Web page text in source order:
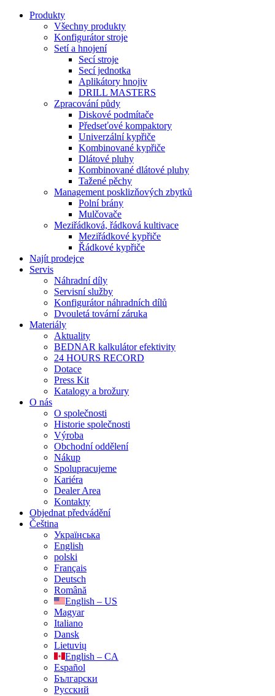
Produkty
Všechny produkty
Konfigurátor stroje
Setí a hnojení
Secí stroje
Secí jednotka
Aplikátory hnojiv
DRILL MASTERS
Zpracování půdy
Diskové podmítače
Předseťové kompaktory
Univerzální kypřiče
Kombinované kypřiče
Dlátové pluhy
Kombinované dlátové pluhy
Tažené pěchy
Management posklizňových zbytků
Polní brány
Mulčovače
Meziřádková, řádková kultivace
Meziřádkové kypřiče
Řádkové kypřiče
Najít prodejce
Servis
Náhradní díly
Servisní služby
Konfigurátor náhradních dílů
Dvouletá tovární záruka
Materiály
Aktuality
BEDNAR kalkulátor efektivity
24 HOURS RECORD
Dotace
Press Kit
Katalogy a brožury
O nás
O společnosti
Historie společnosti
Výroba
Obchodní oddělení
Nákup
Spolupracujeme
Kariéra
Dealer Area
Kontakty
Objednat předvádění
Čeština
Українська
English
polski
Français
Deutsch
Română
English – US
Magyar
Italiano
Dansk
Lietuvių
English – CA
Español
Български
Русский